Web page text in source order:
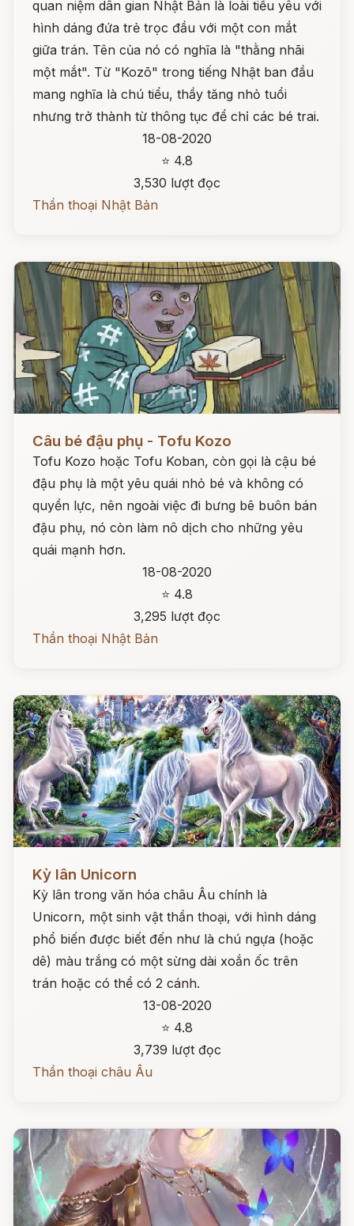
quan niệm dân gian Nhật Bản là loài tiểu yêu với
hình dáng đứa trẻ trọc đầu với một con mắt
giữa trán. Tên của nó có nghĩa là "thằng nhãi
một mắt". Từ "Kozō" trong tiếng Nhật ban đầu
mang nghĩa là chú tiểu, thầy tăng nhỏ tuổi
nhưng trở thành từ thông tục để chỉ các bé trai.
18-08-2020
⭐ 4.8
3,530 lượt đọc
Thần thoại Nhật Bản
Câu bé đậu phụ - Tofu Kozo
Tofu Kozo hoặc Tofu Koban, còn gọi là cậu bé
đậu phụ là một yêu quái nhỏ bé và không có
quyền lực, nên ngoài việc đi bưng bê buôn bán
đậu phụ, nó còn làm nô dịch cho những yêu
quái mạnh hơn.
18-08-2020
⭐ 4.8
3,295 lượt đọc
Thần thoại Nhật Bản
Kỳ lân Unicorn
Kỳ lân trong văn hóa châu Âu chính là
Unicorn, một sinh vật thần thoại, với hình dáng
phổ biến được biết đến như là chú ngựa (hoặc
dê) màu trắng có một sừng dài xoắn ốc trên
trán hoặc có thể có 2 cánh.
13-08-2020
⭐ 4.8
3,739 lượt đọc
Thần thoại châu Âu